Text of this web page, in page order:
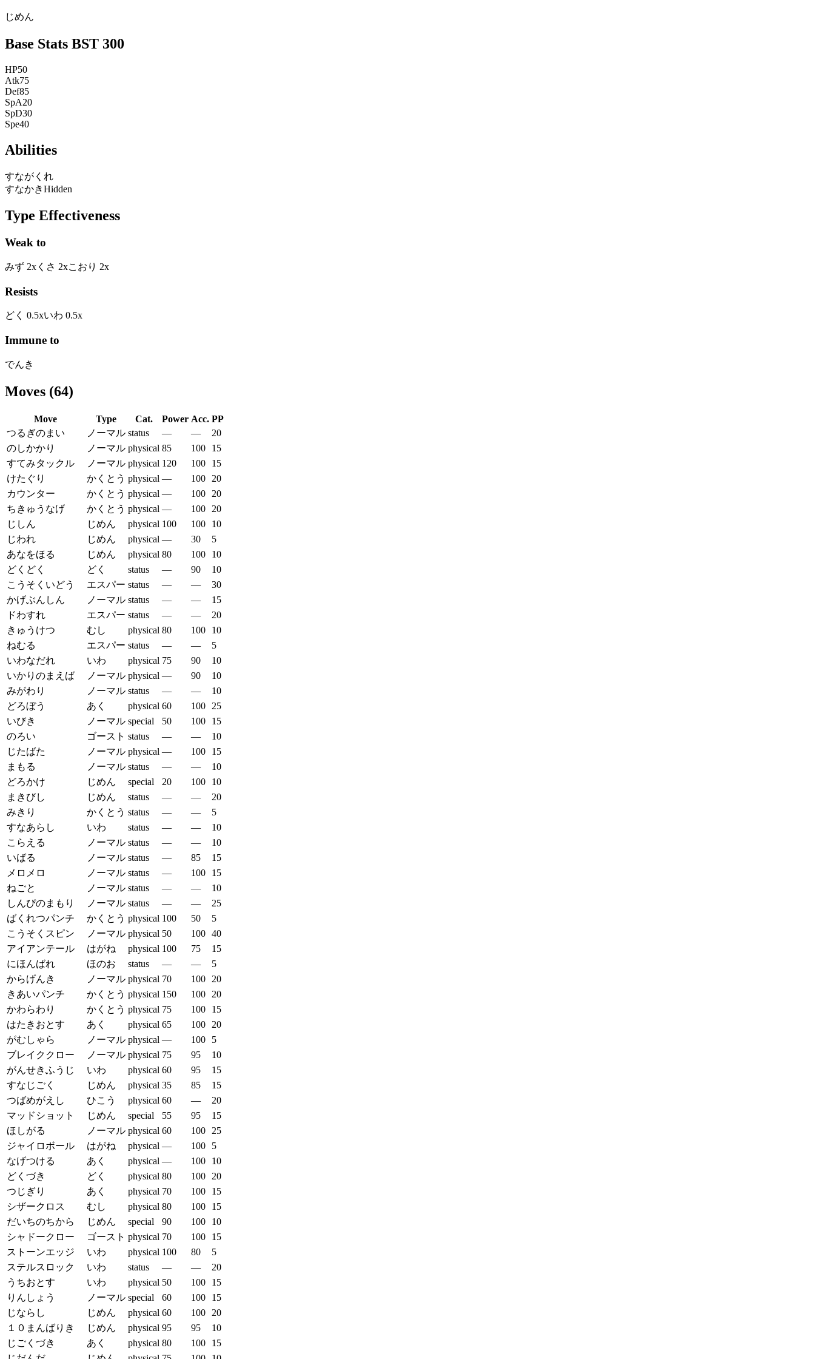
じめん
Base Stats BST 300
HP50
Atk75
Def85
SpA20
SpD30
Spe40
Abilities
すながくれ
すなかきHidden
Type Effectiveness
Weak to
みず 2x くさ 2xこおり 2x
Resists
どく 0.5xいわ 0.5x
Immune to
でんき
Moves (64)
Move Type Cat. Power Acc. PP
つるぎのまい
ノーマル status — —
20
のしかかり
ノーマル physical 85 100
15
すてみタックル
ノーマル physical 120 100
15
けたぐり
かくとう physical — 100
20
カウンター
かくとう physical — 100
20
ちきゅうなげ
かくとう physical — 100
20
じしん
じめん physical 100 100
10
じわれ
じめん physical — 30
5
あなをほる
じめん physical 80 100
10
どくどく
どく status — 90
10
こうそくいどう
エスパー status — —
30
かげぶんしん
ノーマル status — —
15
ドわすれ
エスパー status — —
20
きゅうけつ
むし physical 80 100
10
ねむる
エスパー status — —
5
いわなだれ
いわ physical 75 90
10
いかりのまえば
ノーマル physical — 90
10
みがわり
ノーマル status — —
10
どろぼう
あく physical 60 100
25
いびき
ノーマル special 50 100
15
のろい
ゴースト status — —
10
じたばた
ノーマル physical — 100
15
まもる
ノーマル status — —
10
どろかけ
じめん special 20 100
10
まきびし
じめん status — —
20
みきり
かくとう status — —
5
すなあらし
いわ status — —
10
こらえる
ノーマル status — —
10
いばる
ノーマル status — 85
15
メロメロ
ノーマル status — 100
15
ねごと
ノーマル status — —
10
しんぴのまもり
ノーマル status — —
25
ばくれつパンチ
かくとう physical 100 50
5
こうそくスピン
ノーマル physical 50 100 40
アイアンテール
はがね physical 100 75
15
にほんばれ
ほのお status — —
5
からげんき
ノーマル physical 70 100
20
きあいパンチ
かくとう physical 150 100
20
かわらわり
かくとう physical 75 100
15
はたきおとす
あく physical 65 100
20
がむしゃら
ノーマル physical — 100
5
ブレイククロー
ノーマル physical 75 95
10
がんせきふうじ
いわ physical 60 95
15
すなじごく
じめん physical 35 85
15
つばめがえし
ひこう physical 60 —
20
マッドショット
じめん special 55 95
15
ほしがる
ノーマル physical 60 100
25
ジャイロボール
はがね physical — 100
5
なげつける
あく physical — 100
10
どくづき
どく physical 80 100
20
つじぎり
あく physical 70 100
15
シザークロス
むし physical 80 100
15
だいちのちから
じめん special 90 100
10
シャドークロー
ゴースト physical 70 100
15
ストーンエッジ
いわ physical 100 80
5
ステルスロック
いわ status — —
20
うちおとす
いわ physical 50 100
15
りんしょう
ノーマル special 60 100
15
じならし
じめん physical 60 100
20
１０まんばりき
じめん physical 95 95
10
じごくづき
あく physical 80 100
15